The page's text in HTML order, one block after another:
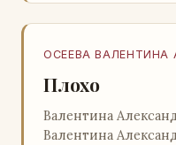
ОСЕЕВА ВАЛЕНТИНА
Плохо
Валентина
Валентина